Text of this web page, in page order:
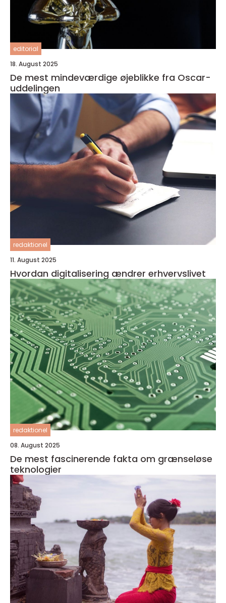
editorial
18. August 2025
De mest mindeværdige øjeblikke fra Oscar-
uddelingen
redaktionel
11. August 2025
Hvordan digitalisering ændrer erhvervslivet
redaktionel
08. August 2025
De mest fascinerende fakta om grænseløse
teknologier